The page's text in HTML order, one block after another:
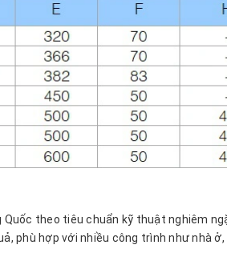
theo tiêu chuẩn kỹ thuật nghiêm
phù hợp với nhiều công trình như nhà ở,